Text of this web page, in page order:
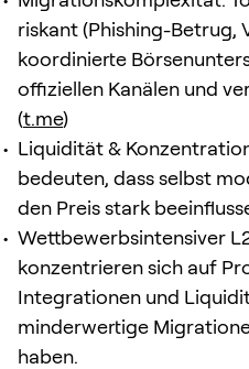
riskant (Phishing-Betrug,
koordinierte
offiziellen Kanälen und
(t.me)
Liquidität &
bedeuten, dass selbst
den Preis stark
Wettbewerbsintensiver
konzentrieren sich auf
Integrationen und
minderwertige
haben.